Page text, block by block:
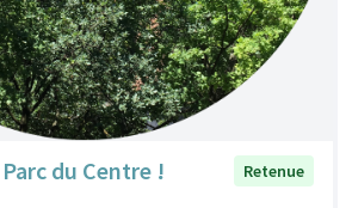
du Centre !
Retenue